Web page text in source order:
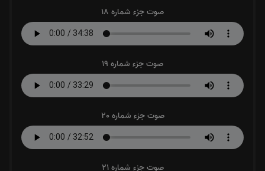
صوت جزء شماره 18
صوت جزء شماره 19
صوت جزء شماره 20
صوت جزء شماره 21